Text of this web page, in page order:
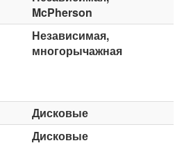
McPherson
Независимая,
многорычажная
Дисковые
Дисковые